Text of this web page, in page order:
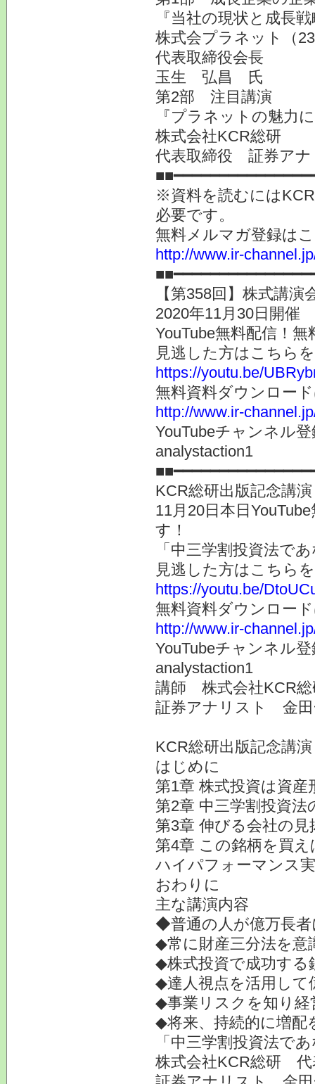
『当社の現状と成長
株式会プラネット（
代表取締役会長
玉生 弘昌 氏
第2部 注目講演
『プラネットの魅力
株式会社KCR総研
代表取締役 証券ア
※資料を読むには
必要です。
無料メルマガ登録は
http://www.ir-
【第358回】株式講
2020年11月30日開催
YouTube無料配信！
見逃した方はこちら
https://youtu.be/
無料資料ダウンロー
http://www.ir-
YouTubeチャンネル
analystaction1
KCR総研出版記念講
11月20日本日
す！
「中三学割投資法で
見逃した方はこちら
https://youtu.be/
無料資料ダウンロー
http://www.ir-
YouTubeチャンネル
analystaction1
講師 株式会社KCR
証券アナリスト 金
KCR総研出版記念
はじめに
第1章 株式投資は資
第2章 中三学割投資
第3章 伸びる会社の
第4章 この銘柄を買
ハイパフォーマンス
おわりに
主な講演内容
◆普通の人が億万長
◆常に財産三分法を意
◆株式投資で成功する
◆達人視点を活用して
◆事業リスクを知り経
◆将来、持続的に増
「中三学割投資法で
株式会社KCR総研 代